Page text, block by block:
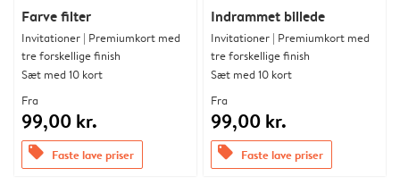
Farve filter
Invitationer | Premiumkort med
tre forskellige finish
Sæt med 10 kort
Fra
99,00 kr.
offers Faste lave priser
Indrammet billede
Invitationer | Premiumkort med
tre forskellige finish
Sæt med 10 kort
Fra
99,00 kr.
offers Faste lave priser